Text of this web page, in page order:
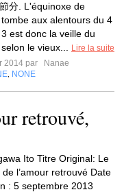
分. L'équinoxe de
aux alentours du 4
est donc la veille du
le vieux...
Lire la suite
2014 par
Nanae
NONE
retrouvé,
Ito Titre Original: Le
l’amour retrouvé Date
: 5 septembre 2013